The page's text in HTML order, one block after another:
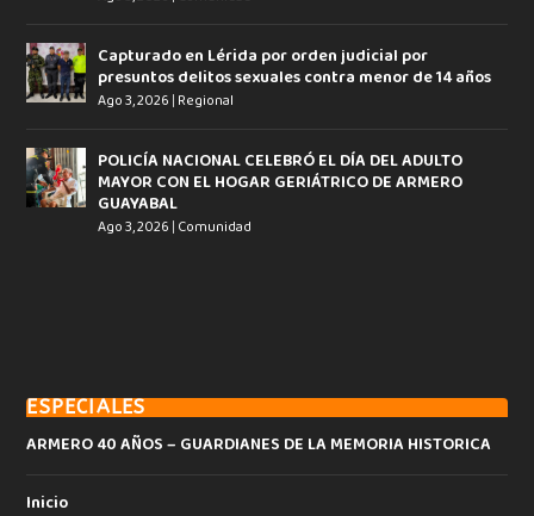
Capturado en Lérida por orden judicial por
presuntos delitos sexuales contra menor de 14 años
Ago 3, 2026 | Regional
POLICÍA NACIONAL CELEBRÓ EL DÍA DEL ADULTO
MAYOR CON EL HOGAR GERIÁTRICO DE ARMERO
GUAYABAL
Ago 3, 2026 | Comunidad
ESPECIALES
ARMERO 40 AÑOS – GUARDIANES DE LA MEMORIA HISTORICA
Inicio